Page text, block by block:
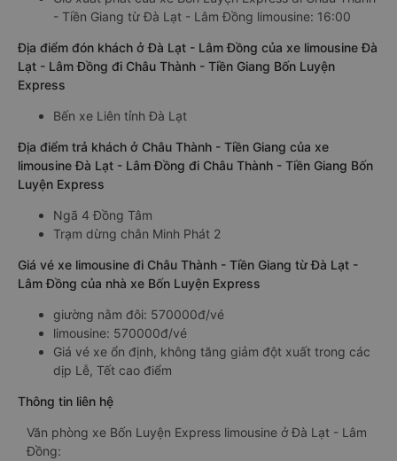
- Tiền Giang từ Đà Lạt - Lâm Đồng limousine: 16:00
Địa điểm đón khách ở Đà Lạt - Lâm Đồng của xe limousine Đà
Lạt - Lâm Đồng đi Châu Thành - Tiền Giang Bốn Luyện
Express
Bến xe Liên tỉnh Đà Lạt
Địa điểm trả khách ở Châu Thành - Tiền Giang của xe
limousine Đà Lạt - Lâm Đồng đi Châu Thành - Tiền Giang Bốn
Luyện Express
Ngã 4 Đồng Tâm
Trạm dừng chân Minh Phát 2
Giá vé xe limousine đi Châu Thành - Tiền Giang từ Đà Lạt -
Lâm Đồng của nhà xe Bốn Luyện Express
giường nằm đôi: 570000đ/vé
limousine: 570000đ/vé
Giá vé xe ổn định, không tăng giảm đột xuất trong các
dịp Lễ, Tết cao điểm
Thông tin liên hệ
Văn phòng xe Bốn Luyện Express limousine ở Đà Lạt - Lâm
Đồng: